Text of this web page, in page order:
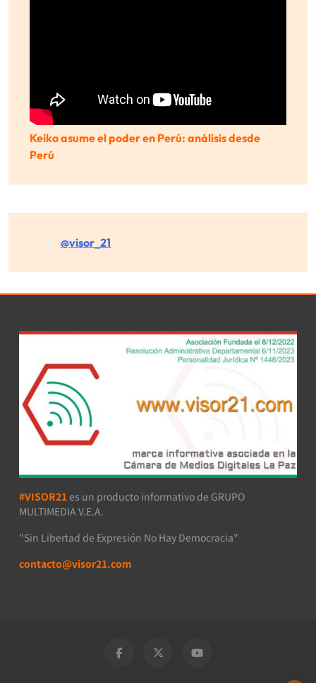
Keiko asume el poder en Perú: análisis desde
Perú
@visor_21
#VISOR21 es un producto informativo de GRUPO
MULTIMEDIA V.E.A.
"Sin Libertad de Expresión No Hay Democracia"
contacto@visor21.com